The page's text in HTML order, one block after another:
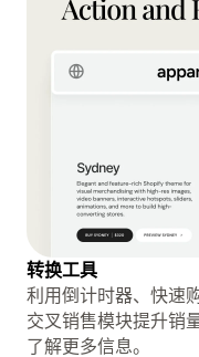
转换工具
利用倒计时器、快速
交叉销售模块提升
了解更多信息。